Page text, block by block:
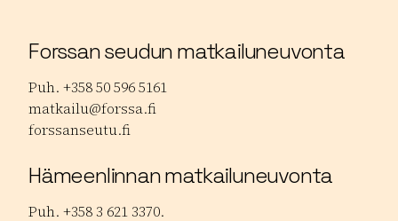
Forssan seudun matkailuneuvonta
Puh. +358 50 596 5161
matkailu@forssa.fi
forssanseutu.fi
Hämeenlinnan matkailuneuvonta
Puh. +358 3 621 3370.